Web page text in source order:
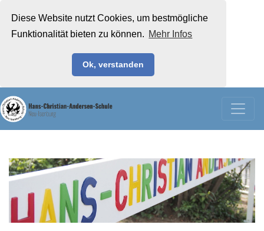
Diese Website nutzt Cookies, um bestmögliche
Funktionalität bieten zu können. Mehr Infos
Ok, verstanden